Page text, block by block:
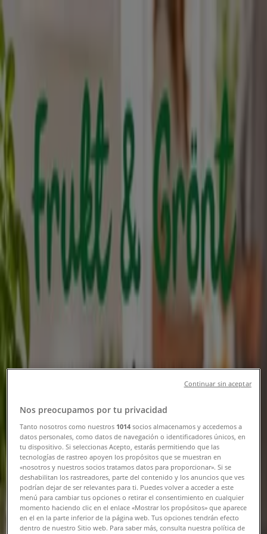
Du är här:
FeaturedMatbutiker Möbler och Inredning
Trädgård
Kläder, Skor och Accessoarer
Elektronik och
Bilar och Motor Leksaker och Barn
och Parfym
Apotek och Hälsa Restauranger och
Böcker och Kontorsmaterial Resor Banker
De bästa katalogerna i Kalmar
Guldfynd
Erbjudande! 20% rabatt.
Utgår den 20/8Kalmar
Ny
Nos preocupamos por tu privacidad
Tanto nosotros como nuestros 1014 socios almacenamos y accedemos a
datos personales, como datos de navegación o identificadores únicos, en
tu dispositivo. Si seleccionas Acepto, estarás permitiendo que las
tecnologías de rastreo apoyen los propósitos que se muestran en
«nosotros y nuestros socios tratamos datos para proporcionar». Si se
deshabilitan los rastreadores, parte del contenido y los anuncios que ves
podrían dejar de ser relevantes para ti. Puedes volver a acceder a este
menú para cambiar tus opciones o retirar el consentimiento en cualquier
momento haciendo clic en el enlace «Mostrar los propósitos» que aparece
en el en la parte inferior de la página web. Tus opciones tendrán efecto
dentro de nuestro Sitio web. Para saber más, consulta nuestra política de
Continuar sin aceptar